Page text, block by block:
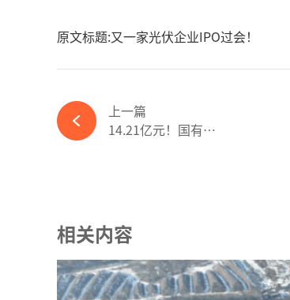
原文标题:又一家光伏企业IPO过会！
上一篇
14.21亿元！国有控股上市公司投建300MW光伏项目-必赢体育app官方平台
相关内容